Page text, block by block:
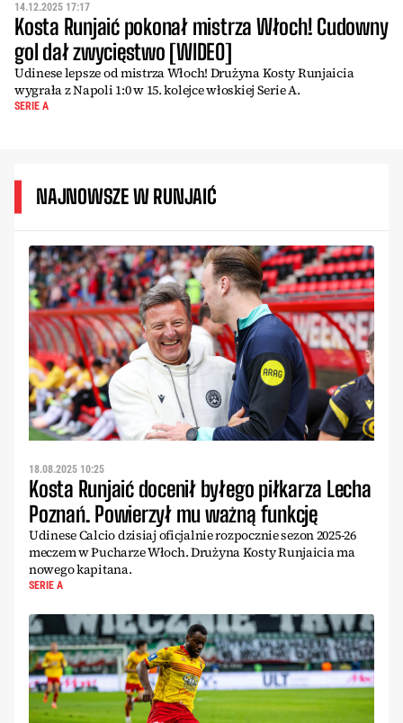
14.12.2025 17:17
Kosta Runjaić pokonał mistrza Włoch! Cudowny
gol dał zwycięstwo [WIDEO]
Udinese lepsze od mistrza Włoch! Drużyna Kosty Runjaicia
wygrała z Napoli 1:0 w 15. kolejce włoskiej Serie A.
SERIE A
NAJNOWSZE W RUNJAIĆ
18.08.2025 10:25
Kosta Runjaić docenił byłego piłkarza Lecha
Poznań. Powierzył mu ważną funkcję
Udinese Calcio dzisiaj oficjalnie rozpocznie sezon 2025-26
meczem w Pucharze Włoch. Drużyna Kosty Runjaicia ma
nowego kapitana.
SERIE A